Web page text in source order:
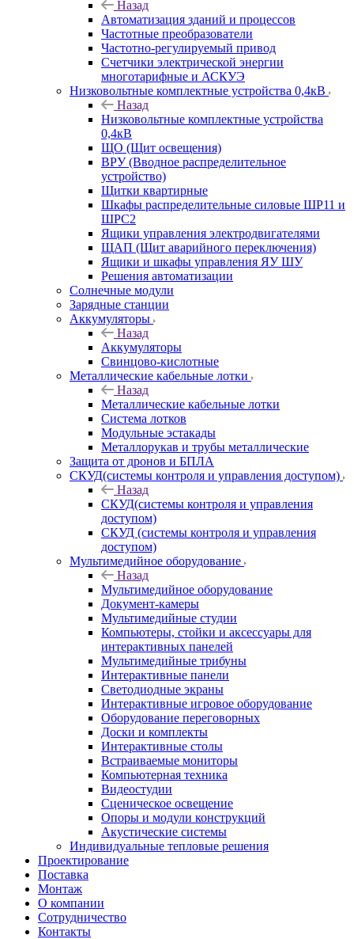
Назад
Автоматизация зданий и процессов
Частотные преобразователи
Частотно-регулируемый привод
Счетчики электрической энергии
многотарифные и АСКУЭ
Низковольтные комплектные устройства 0,4кВ
Назад
Низковольтные комплектные устройства
0,4кВ
ЩО (Щит освещения)
ВРУ (Вводное распределительное
устройство)
Щитки квартирные
Шкафы распределительные силовые ШР11 и
ШРС2
Ящики управления электродвигателями
ЩАП (Щит аварийного переключения)
Ящики и шкафы управления ЯУ ШУ
Решения автоматизации
Солнечные модули
Зарядные станции
Аккумуляторы
Назад
Аккумуляторы
Свинцово-кислотные
Металлические кабельные лотки
Назад
Металлические кабельные лотки
Система лотков
Модульные эстакады
Металлорукав и трубы металлические
Защита от дронов и БПЛА
СКУД(системы контроля и управления доступом)
Назад
СКУД(системы контроля и управления
доступом)
СКУД (системы контроля и управления
доступом)
Мультимедийное оборудование
Назад
Мультимедийное оборудование
Документ-камеры
Мультимедийные студии
Компьютеры, стойки и аксессуары для
интерактивных панелей
Мультимедийные трибуны
Интерактивные панели
Светодиодные экраны
Интерактивные игровое оборудование
Оборудование переговорных
Доски и комплекты
Интерактивные столы
Встраиваемые мониторы
Компьютерная техника
Видеостудии
Cценическое освещение
Опоры и модули конструкций
Акустические системы
Индивидуальные тепловые решения
Проектирование
Поставка
Монтаж
О компании
Сотрудничество
Контакты